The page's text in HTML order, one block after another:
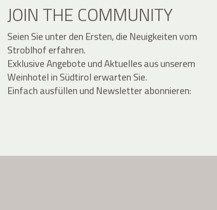
JOIN THE COMMUNITY
Seien Sie unter den Ersten, die Neuigkeiten vom
Stroblhof erfahren.
Exklusive Angebote und Aktuelles aus unserem
Weinhotel in Südtirol erwarten Sie.
Einfach ausfüllen und Newsletter abonnieren: